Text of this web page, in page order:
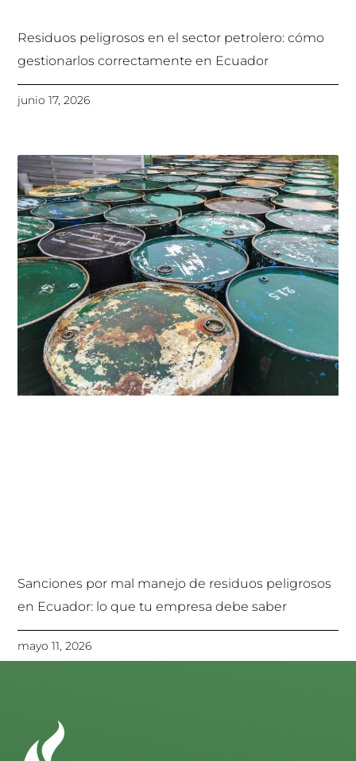
Residuos peligrosos en el sector petrolero: cómo
gestionarlos correctamente en Ecuador
junio 17, 2026
Sanciones por mal manejo de residuos peligrosos
en Ecuador: lo que tu empresa debe saber
mayo 11, 2026